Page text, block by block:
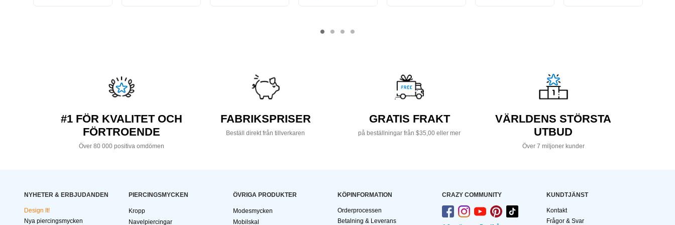
#1 FÖR KVALITET OCH
FÖRTROENDE
Över 80 000 positiva omdömen
FABRIKSPRISER
Beställ direkt från tillverkaren
GRATIS FRAKT
på beställningar från $35,00 eller mer
VÄRLDENS STÖRSTA
UTBUD
Över 7 miljoner kunder
NYHETER & ERBJUDANDEN
Design It!
Nya piercingsmycken
PIERCINGSMYCKEN
Kropp
Navelpiercingar
ÖVRIGA PRODUKTER
Modesmycken
Mobilskal
KÖPINFORMATION
Orderprocessen
Betalning & Leverans
CRAZY COMMUNITY KUNDTJÄNST
Kontakt
Frågor & Svar